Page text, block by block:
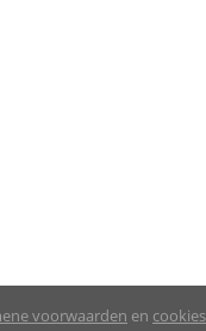
voorwaarden en cookies